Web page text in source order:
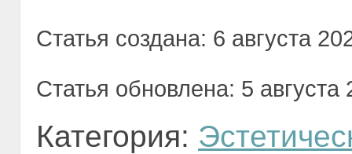
Статья создана: 6 августа
Статья обновлена: 5 августа
Категория: